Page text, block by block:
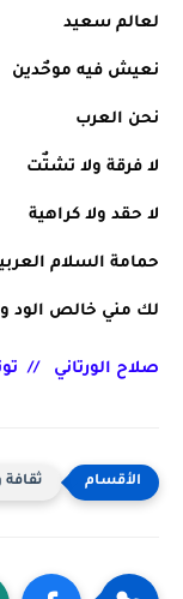
لعالم سعيد
نعيش فيه موحٌدين
نحن العرب
لا فرقة ولا تشتٌت
لا حقد ولا كراهية
حمامة السلام
لك مني خالص الود
صلاح الورتاني   //
ثقافة